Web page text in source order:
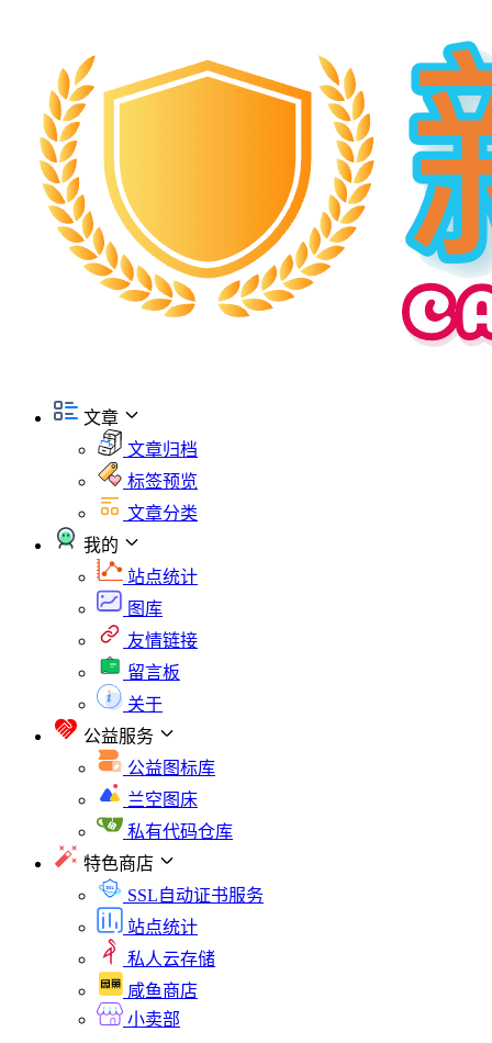
文章
文章归档
标签预览
文章分类
我的
站点统计
图库
友情链接
留言板
关于
公益服务
公益图标库
兰空图床
私有代码仓库
特色商店
SSL自动证书服务
站点统计
私人云存储
咸鱼商店
小卖部